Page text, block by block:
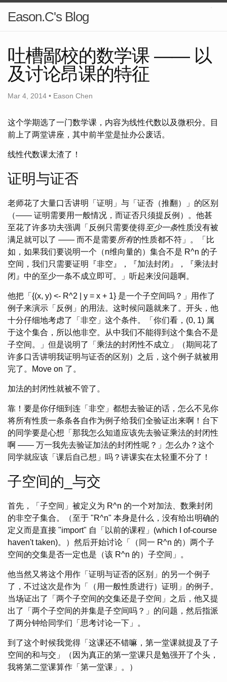
Eason.C's Blog
吐槽鄙校的数学课 —— 以
及讨论昂课的特征
Mar 4, 2014 • Eason Chen
这个学期选了一门数学课，内容为线性代数以及微积分。目
前上了两堂讲座，其中前半堂是扯办公废话。
线性代数课太渣了！
证明与证否
老师花了大量口舌讲明「证明」与「证否（推翻）」的区别
（—— 证明需要用一般情况，而证否只须提反例）。他甚
至花了许多功夫强调「反例只需要使得至少一条性质没有被
满足就可以了 —— 而不是需要所有的性质都不符」。「比
如，如果我们要说明一个（n维向量的）集合不是 R^n 的子
空间，我们只需要证明『非空』，『加法封闭』，『乘法封
闭』中的至少一条不成立即可。」听起来没问题啊。
他把「{(x, y) <- R^2 | y = x + 1} 是一个子空间吗？」用作了
例子来演示「反例」的用法。这时候问题就来了。开头，他
十分仔细地考虑了「非空」这个条件。「你们看，(0, 1) 属
于这个集合，所以他非空。从中我们不能得到这个集合不是
子空间。」但是说明了「乘法的封闭性不成立」（期间花了
许多口舌讲明我证明与证否的区别）之后，这个例子就被用
完了。Move on 了。
加法的封闭性就被不管了。
靠！要是你仔细到连「非空」都想去验证的话，怎么不见你
将所有性质一条条各自作为例子给我们全验证出来啊！台下
的同学要是心想「那我怎么知道应该先去验证乘法的封闭性
啊 —— 万一我先去验证加法的封闭性呢？」怎么办？这个
同学就应该「课后自己想」吗？讲课实在太轻重不分了！
子空间的_与交
首先，「子空间」被定义为 R^n 的一个对加法、数乘封闭
的非空子集合。（至于 "R^n" 本身是什么，没有给出明确的
定义而是直接 "import" 自「以前的课程」(which I of-course
haven't taken)。）然后开始讨论「（同一 R^n 的）两个子
空间的交集是否一定也是（该 R^n 的）子空间」。
他当然又将这个用作「证明与证否的区别」的另一个例子
了，不过这次是作为「（用一般性质进行）证明」的例子。
当场证出了「两个子空间的交集还是子空间」之后，他又提
出了「两个子空间的并集是子空间吗？」的问题，然后指派
了两分钟给同学们「思考讨论一下」。
到了这个时候我觉得「这课还不错嘛，第一堂课就提及了子
空间的和与交」（因为真正的第一堂课只是勉强开了个头，
我将第二堂课算作「第一堂课」。）